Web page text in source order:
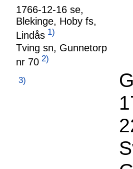
1766-12-16 se,
Blekinge, Hoby fs,
Lindås 1)
Tving sn, Gunnetorp
nr 70 2)
3)